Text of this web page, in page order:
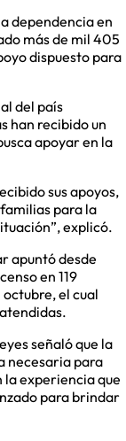
dependencia en
más de mil 405
dispuesto para
del país
han recibido un
apoyar en la
sus apoyos,
para la
explicó.
apuntó desde
en 119
el cual
señaló que la
necesaria para
la experiencia que
para brindar